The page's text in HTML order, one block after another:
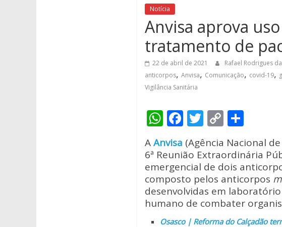
Notícia
Anvisa aprova
tratamento de
22 de abril de 2021 Rafael Rodrigues
anticorpos, Anvisa, Comunicação, covid-19,
Vigilância Sanitária
W
h
at
s
A
p
p
F
ac
e
b
o
o
k
T
w
itt
er
C
o
p
y
Li
n
k
h
ar
e
AAnvisa (Agência Nacional
6ª Reunião Extraordinária
emergencial de dois
composto pelos anticorpos
desenvolvidas em
humano de combater
Osasco | Reforma do Calçadão